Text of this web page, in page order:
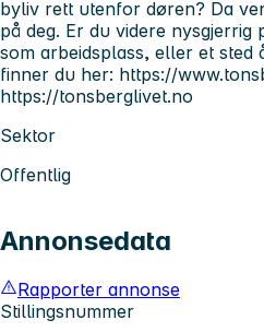
byliv rett utenfor døren? Da
på deg. Er du videre nysgjerrig
som arbeidsplass, eller et
finner du her: https://
https://tonsberglivet.no
Sektor
Offentlig
Annonsedata
Rapporter annonse
Stillingsnummer